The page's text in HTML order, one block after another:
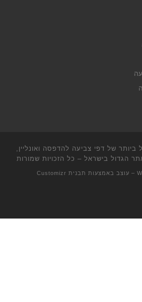
של דפי צביעה להדפסה ואונליין,
הגדול בישראל – כל הזכויות שמורות
– עוצב באמצעות תבנית Customizr